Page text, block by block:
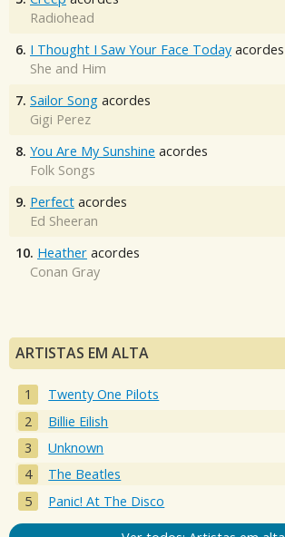
Radiohead
6. I Thought I Saw Your Face Today acordes
She and Him
7. Sailor Song acordes
Gigi Perez
8. You Are My Sunshine acordes
Folk Songs
9. Perfect acordes
Ed Sheeran
10. Heather acordes
Conan Gray
ARTISTAS EM ALTA
Twenty One Pilots
Billie Eilish
Unknown
The Beatles
Panic! At The Disco